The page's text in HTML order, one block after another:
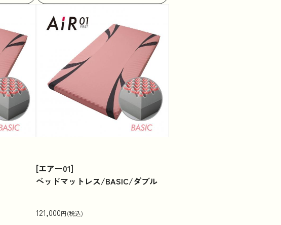
[エアー01]
ベッドマットレス/BASIC/ダブル
121,000円(税込)